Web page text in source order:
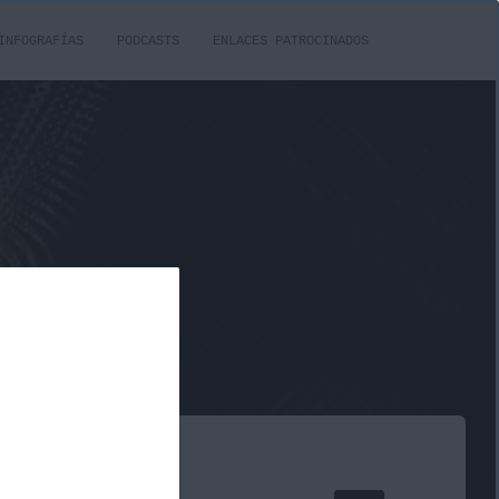
INFOGRAFÍAS PODCASTS ENLACES PATROCINADOS